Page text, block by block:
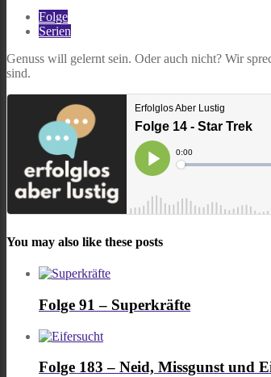
Trek
Folge
Serien
Genuss will gelernt sein. Oder auch nicht? Wir
sind.
You may also like these posts
Folge 91 – Superkräfte
Folge 183 – Neid, Missgunst und